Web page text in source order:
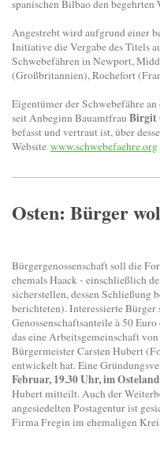
spanischen Bilbao den
Angestrebt wird aufgrund einer
Initiative die Vergabe des Titels
Schwebefähren in Newport,
(Großbritannien), Rochefort
Eigentümer der Schwebefähre
seit Anbeginn Bauamtfrau Birgit
befasst und vertraut ist, über
Website www.schwebefaehre.org
Osten: Bürger
Bürgergenossenschaft soll die
ehemals Haack - einschließlich
sicherstellen, dessen
berichteten). Interessierte
Genossenschaftsanteile à 50
das eine Arbeitsgemeinschaft
Bürgermeister Carsten Hubert
entwickelt hat. Eine
Februar, 19.30 Uhr, im
Hubert mitteilt. Auch der
angesiedelten Postagentur ist
Firma Fregin im ehemaligen